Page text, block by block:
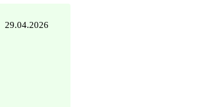
29.04.2026